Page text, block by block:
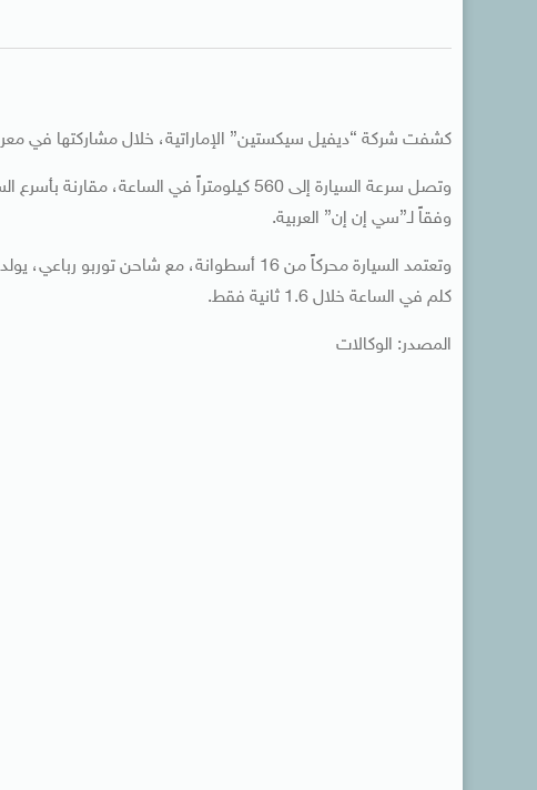
كشفت شركة “ديفيل سيكستين” الإماراتية، خلال مشاركتها في معرض دبي للسيارات 2013، عن
وفقاً لـ”سي إن إن” العربية.
وتعتمد السيارة محركاً من 16 أسطوانة، مع
كلم في الساعة خلال 1.6 ثانية فقط.
المصدر: الوكالات